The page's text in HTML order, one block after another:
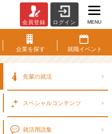
会員登録 ログイン MENU
企業を探す 就職イベント
先輩の就活
スペシャルコンテンツ
就活用語集